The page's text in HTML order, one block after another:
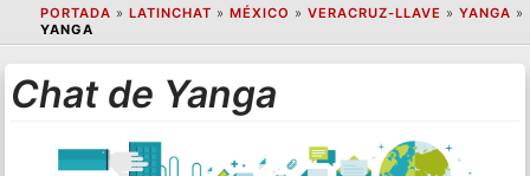
PORTADA » LATINCHAT » MÉXICO » VERACRUZ-LLAVE » YANGA »
YANGA
Chat de Yanga